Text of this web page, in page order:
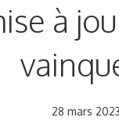
à
28 mars 2023